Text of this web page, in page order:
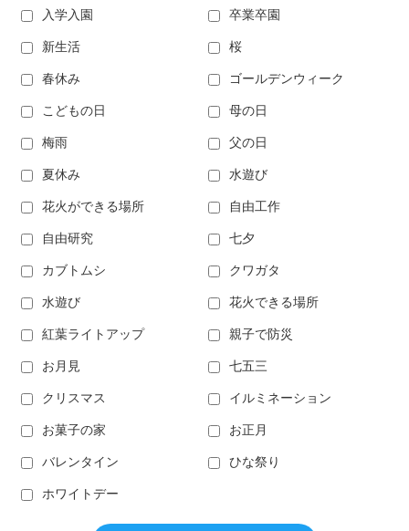
入学入園 卒業卒園
新生活 桜
春休み ゴールデンウィーク
こどもの日 母の日
梅雨 父の日
夏休み 水遊び
花火ができる場所 自由工作
自由研究 七夕
カブトムシ クワガタ
水遊び 花火できる場所
紅葉ライトアップ 親子で防災
お月見 七五三
クリスマス イルミネーション
お菓子の家 お正月
バレンタイン ひな祭り
ホワイトデー